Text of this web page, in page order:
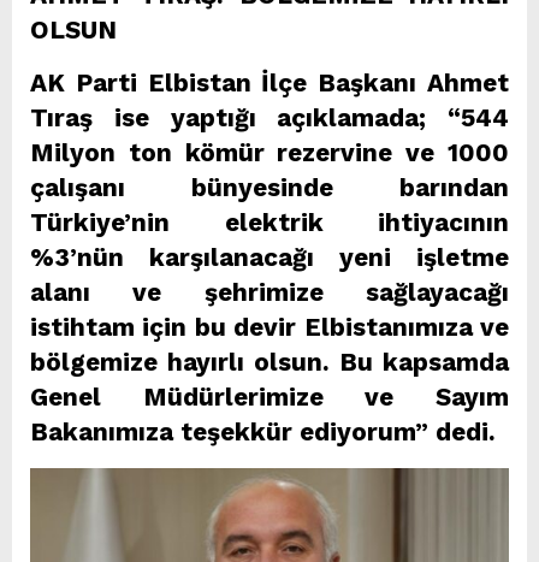
OLSUN
AK Parti Elbistan İlçe Başkanı Ahmet
Tıraş ise yaptığı açıklamada; “544
Milyon ton kömür rezervine ve 1000
çalışanı bünyesinde barından
Türkiye’nin elektrik ihtiyacının
%3’nün karşılanacağı yeni işletme
alanı ve şehrimize sağlayacağı
istihtam için bu devir Elbistanımıza ve
bölgemize hayırlı olsun. Bu kapsamda
Genel Müdürlerimize ve Sayım
Bakanımıza teşekkür ediyorum” dedi.